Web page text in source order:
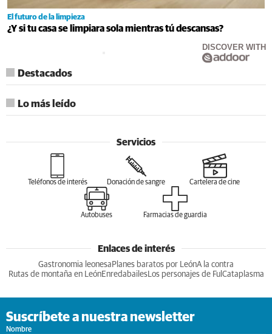
El futuro de la limpieza
¿Y si tu casa se limpiara sola mientras tú descansas?
DISCOVER WITH
Destacados
Lo más leído
Servicios
Teléfonos de interés Donación de sangre Cartelera de cine
Autobuses Farmacias de guardia
Enlaces de interés
Gastronomia leonesa Planes baratos por LeónA la contra
Rutas de montaña en LeónEnredabailesLos personajes de Ful Cataplasma
Suscríbete a nuestra newsletter
Nombre